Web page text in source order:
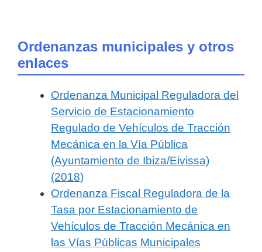
Ordenanzas municipales y otros
enlaces
Ordenanza Municipal Reguladora del
Servicio de Estacionamiento
Regulado de Vehículos de Tracción
Mecánica en la Vía Pública
(Ayuntamiento de Ibiza/Eivissa)
(2018)
Ordenanza Fiscal Reguladora de la
Tasa por Estacionamiento de
Vehículos de Tracción Mecánica en
las Vías Públicas Municipales